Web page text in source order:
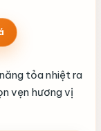
tỏa nhiệt ra
vẹn hương vị